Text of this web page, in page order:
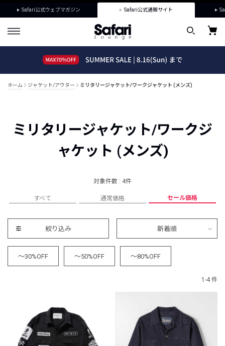
Safari公式ウェブマガジン Safari公式通販サイト
ホーム ジャケット/アウター ミリタリージャケット/ワークジャケット (メンズ)
ミリタリージャケット/ワークジ
ャケット (メンズ)
対象件数 : 4件
すべて 通常価格 セール価格
絞り込み 新着順
～30%OFF ～50%OFF ～80%OFF
1-4 件